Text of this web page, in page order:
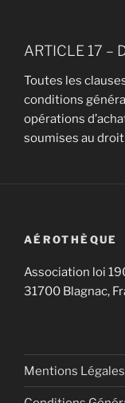
ARTICLE 17 –
Toutes les
conditions
opérations
soumises au
AÉROTHÈQUE
Association loi
31700 Blagnac,
Mentions Légales